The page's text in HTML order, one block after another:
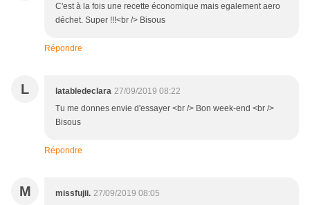
C'est à la fois une recette économique mais egalement aero
déchet. Super !!!<br /> Bisous
Répondre
L latabledeclara 27/09/2019 08:22
Tu me donnes envie d'essayer <br /> Bon week-end <br />
Bisous
Répondre
M missfujii. 27/09/2019 08:05